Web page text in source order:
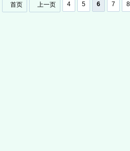
首页 上一页 4 5 6 7 8